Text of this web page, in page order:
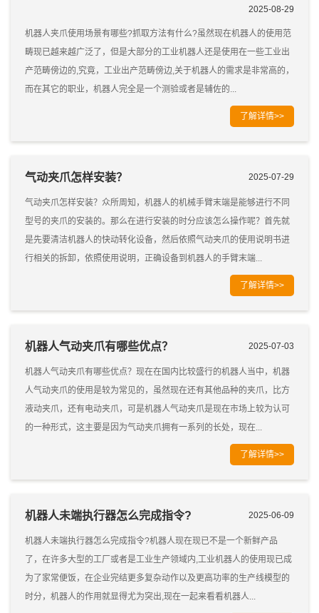
2025-08-29
机器人夹爪使用场景有哪些?抓取方法有什么?虽然现在机器人的使用范
畴现已越来越广泛了，但是大部分的工业机器人还是使用在一些工业出
产范畴傍边的,究竟，工业出产范畴傍边,关于机器人的需求是非常高的，
而在其它的职业，机器人完全是一个测验或者是辅佐的...
了解详情>>
气动夹爪怎样安装？ 2025-07-29
气动夹爪怎样安装？众所周知，机器人的机械手臂末端是能够进行不同
型号的夹爪的安装的。那么在进行安装的时分应该怎么操作呢？首先就
是先要清洁机器人的快动转化设备，然后依照气动夹爪的使用说明书进
行相关的拆卸，依照使用说明，正确设备到机器人的手臂末端...
了解详情>>
机器人气动夹爪有哪些优点？ 2025-07-03
机器人气动夹爪有哪些优点？现在在国内比较盛行的机器人当中，机器
人气动夹爪的使用是较为常见的，虽然现在还有其他品种的夹爪，比方
液动夹爪，还有电动夹爪，可是机器人气动夹爪是现在市场上较为认可
的一种形式，这主要是因为气动夹爪拥有一系列的长处，现在...
了解详情>>
机器人未端执行器怎么完成指令? 2025-06-09
机器人未端执行器怎么完成指令?机器人现在现已不是一个新鲜产品
了，在许多大型的工厂或者是工业生产领域内,工业机器人的使用现已成
为了家常便饭，在企业完结更多复杂动作以及更高功率的生产线模型的
时分，机器人的作用就显得尤为突出,现在一起来看看机器人...